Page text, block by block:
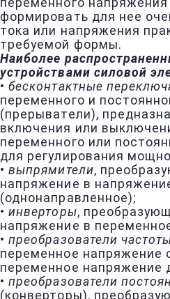
переменного
формировать для нее
тока или напряжения
требуемой формы.
Наиболее
устройствами силовой
•бесконтактные
переменного и
(прерыватели),
включения или
переменного или
для регулирования
•выпрямители,
напряжение в
(однонаправленное);
•инверторы,
напряжение в
•преобразователи
переменное напряжение
переменное напряжение
•преобразователи
(конверторы),